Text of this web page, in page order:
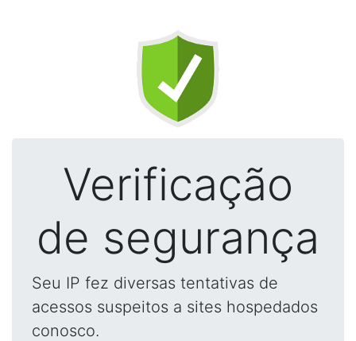
Verificação
de segurança
Seu IP fez diversas tentativas de
acessos suspeitos a sites hospedados
conosco.